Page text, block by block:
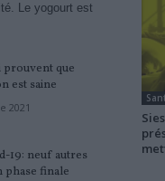
Le yogourt est
prouvent que
est saine
2021
19: neuf autres
phase finale